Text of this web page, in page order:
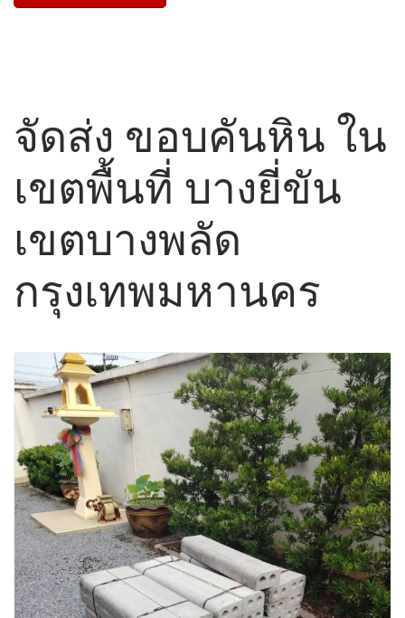
จัดส่ง ขอบคันหิน ใน
เขตพื้นที่ บางยี่ขัน
เขตบางพลัด
กรุงเทพมหานคร